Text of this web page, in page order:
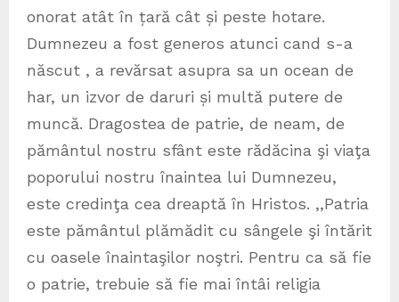
onorat atât în țară cât și peste hotare.
Dumnezeu a fost generos atunci cand s-a
născut , a revărsat asupra sa un ocean de
har, un izvor de daruri și multă putere de
muncă. Dragostea de patrie, de neam, de
pământul nostru sfânt este rădăcina şi viaţa
poporului nostru înaintea lui Dumnezeu,
este credinţa cea dreaptă în Hristos. ,,Patria
este pământul plămădit cu sângele şi întărit
cu oasele înaintaşilor noştri. Pentru ca să fie
o patrie, trebuie să fie mai întâi religia